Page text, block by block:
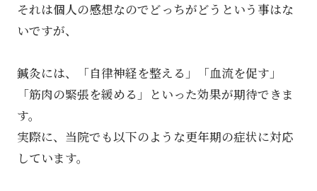
それは個人の感想なのでどっちがどうという事はな
いですが、
鍼灸には、「自律神経を整える」「血流を促す」
「筋肉の緊張を緩める」といった効果が期待できま
す。
実際に、当院でも以下のような更年期の症状に対応
しています。